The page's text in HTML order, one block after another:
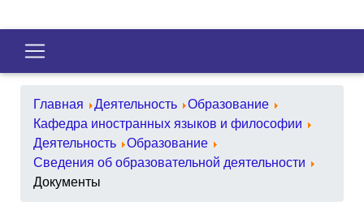
Главная Деятельность
Образование
Кафедра иностранных языков и философии
Деятельность
Образование
Сведения об образовательной деятельности
Документы